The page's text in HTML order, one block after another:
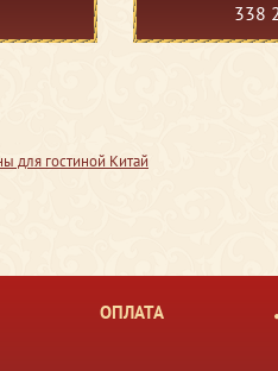
338
для гостиной Китай
ОПЛАТА